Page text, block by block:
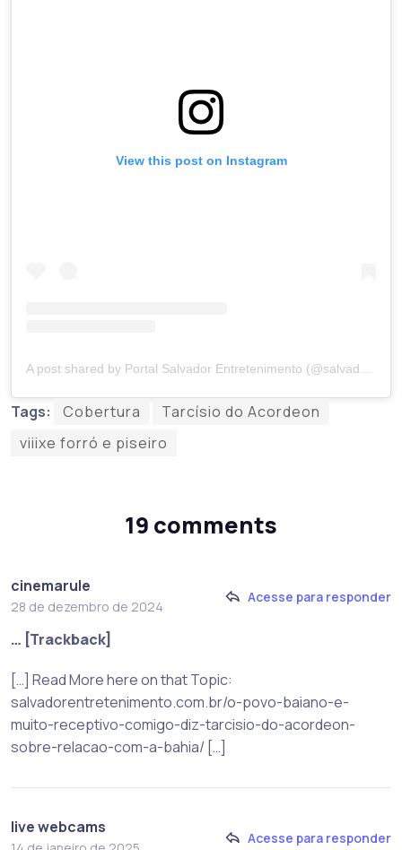
View this post on Instagram
Tags: Cobertura
Tarcísio do Acordeon
viiixe forró e piseiro
19 comments
cinemarule
28 de dezembro de 2024
Acesse para responder
… [Trackback]
[…] Read More here on that Topic:
salvadorentretenimento.com.br/o-povo-baiano-e-
muito-receptivo-comigo-diz-tarcisio-do-acordeon-
sobre-relacao-com-a-bahia/ […]
live webcams
Acesse para responder